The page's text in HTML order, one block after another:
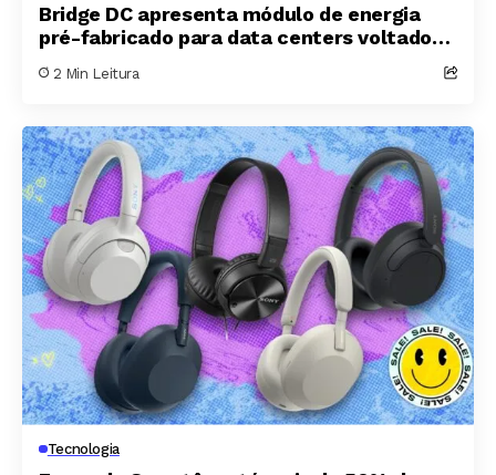
Bridge DC apresenta módulo de energia
pré-fabricado para data centers voltados
2 Min Leitura
Tecnologia